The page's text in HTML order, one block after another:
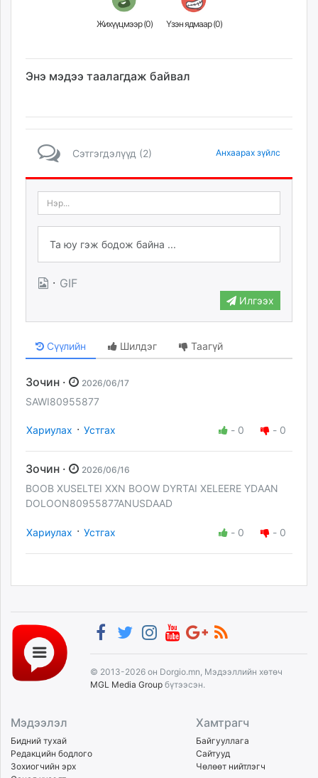
Жихүүцмээр (0) Үзэн ядмаар (0)
Энэ мэдээ таалагдаж байвал
Сэтгэгдэлүүд (2) Анхаарах зүйлс
· GIF
Илгээх
Сүүлийн Шилдэг Таагүй
Зочин · 2026/06/17
SAWI80955877
Хариулах · Устгах - 0 - 0
Зочин · 2026/06/16
BOOB XUSELTEI XXN BOOW DYRTAI XELEERE YDAAN
DOLOON80955877ANUSDAAD
Хариулах · Устгах - 0 - 0
© 2013-2026 он Dorgio.mn, Мэдээллийн хөтөч
MGL Media Group бүтээсэн.
Мэдээлэл
Бидний тухай
Редакцийн бодлого
Зохиогчийн эрх
Хамтрагч
Байгууллага
Сайтууд
Чөлөөт нийтлэгч